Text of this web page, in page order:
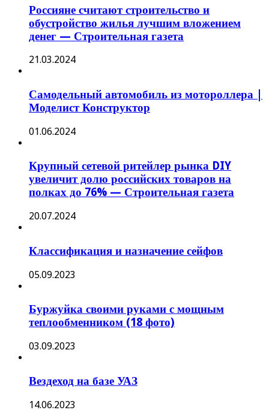
Россияне считают строительство и
обустройство жилья лучшим вложением
денег — Строительная газета
21.03.2024
Самодельный автомобиль из мотороллера |
Моделист Конструктор
01.06.2024
Крупный сетевой ритейлер рынка DIY
увеличит долю российских товаров на
полках до 76% — Строительная газета
20.07.2024
Классификация и назначение сейфов
05.09.2023
Буржуйка своими руками с мощным
теплообменником (18 фото)
03.09.2023
Вездеход на базе УАЗ
14.06.2023